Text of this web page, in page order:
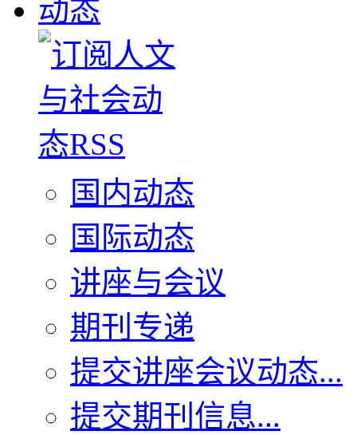
动态
国内动态
国际动态
讲座与会议
期刊专递
提交讲座会议动态...
提交期刊信息...